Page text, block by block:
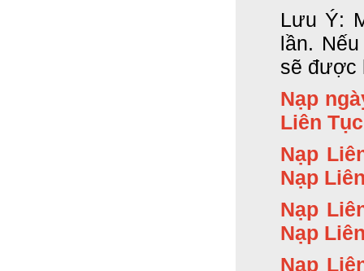
Lưu Ý:
lần.
sẽ được
Nạp
Liên
Nạp
Nạp
Nạp
Nạp
Nạp